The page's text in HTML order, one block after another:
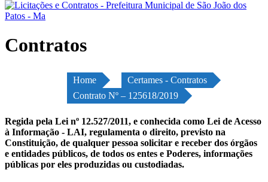
Contratos
Home
Certames - Contratos
Contrato Nº – 125618/2019
Regida pela Lei nº 12.527/2011, e conhecida como Lei de Acesso
à Informação - LAI, regulamenta o direito, previsto na
Constituição, de qualquer pessoa solicitar e receber dos órgãos
e entidades públicos, de todos os entes e Poderes, informações
públicas por eles produzidas ou custodiadas.